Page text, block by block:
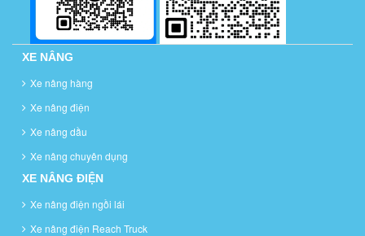
XE NÂNG
Xe nâng hàng
Xe nâng điện
Xe nâng dầu
Xe nâng chuyên dụng
XE NÂNG ĐIỆN
Xe nâng điện ngồi lái
Xe nâng điện Reach Truck